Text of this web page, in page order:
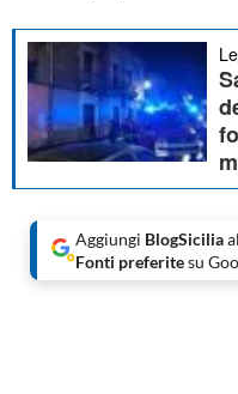
Aggiungi BlogSicilia
Fonti preferitesu